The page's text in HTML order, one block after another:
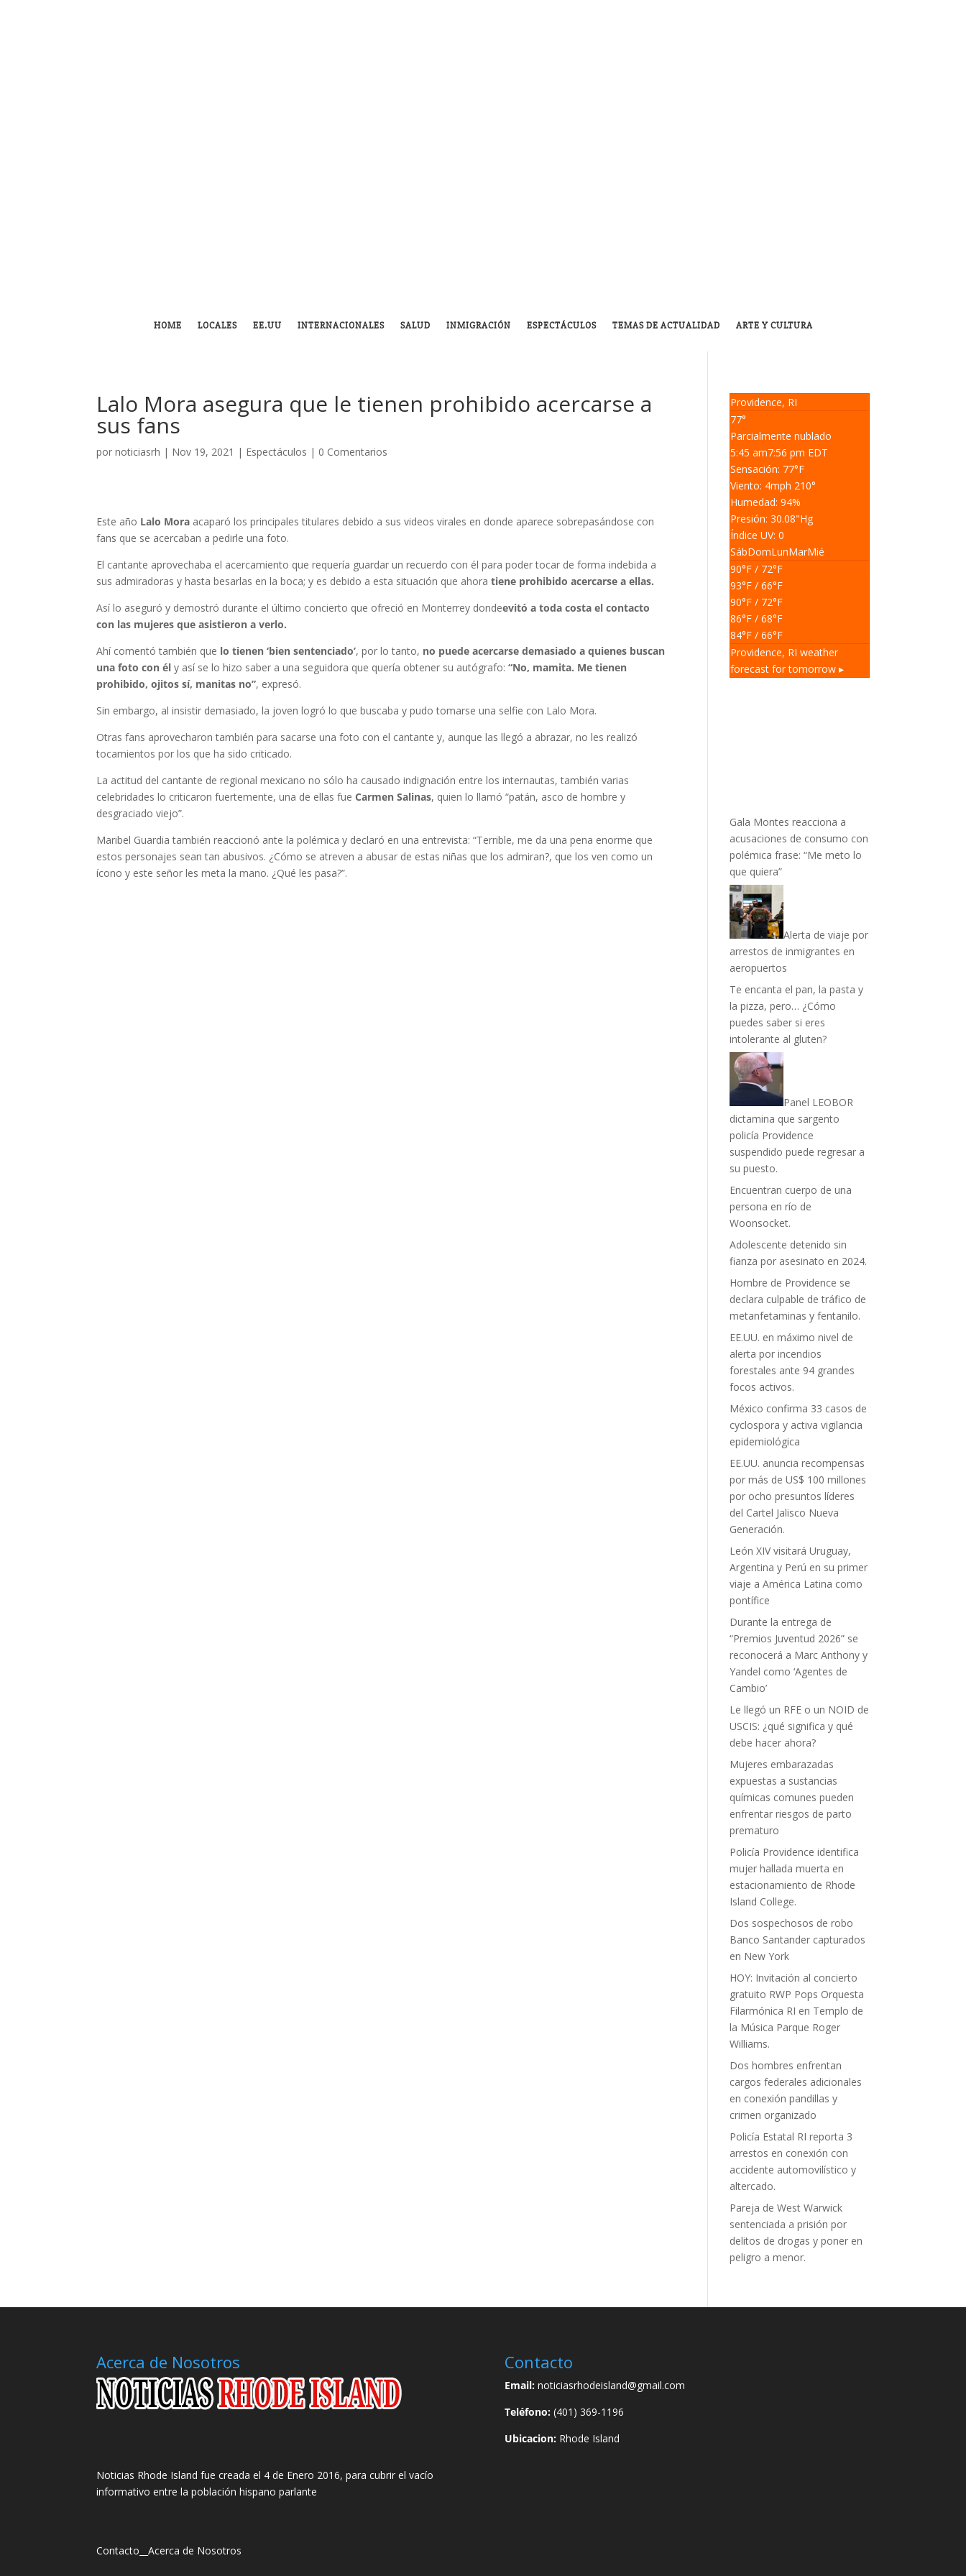
HOME LOCALES EE.UU INTERNACIONALES SALUD INMIGRACIÓN ESPECTÁCULOS TEMAS DE ACTUALIDAD ARTE Y CULTURA
Lalo Mora asegura que le tienen prohibido acercarse a
sus fans
pornoticiasrh | Nov 19, 2021 | Espectáculos | 0 Comentarios
Este año Lalo Mora acaparó los principales titulares debido a sus videos virales en donde aparece sobrepasándose con
fans que se acercaban a pedirle una foto.
El cantante aprovechaba el acercamiento que requería guardar un recuerdo con él para poder tocar de forma indebida a
sus admiradoras y hasta besarlas en la boca; y es debido a esta situación que ahoratiene prohibido acercarse a ellas.
Así lo aseguró y demostró durante el último concierto que ofreció en Monterrey dondeevitó a toda costa el contacto
con las mujeres que asistieron a verlo.
Ahí comentó también que lo tienen ‘bien sentenciado’, por lo tanto, no puede acercarse demasiado a quienes buscan
una foto con él y así se lo hizo saber a una seguidora que quería obtener su autógrafo:“No, mamita. Me tienen
prohibido, ojitos sí, manitas no”, expresó.
Sin embargo, al insistir demasiado, la joven logró lo que buscaba y pudo tomarse una selfie con Lalo Mora.
Otras fans aprovecharon también para sacarse una foto con el cantante y, aunque las llegó a abrazar, no les realizó
tocamientos por los que ha sido criticado.
La actitud del cantante de regional mexicano no sólo ha causado indignación entre los internautas, también varias
celebridades lo criticaron fuertemente, una de ellas fueCarmen Salinas, quien lo llamó “patán, asco de hombre y
desgraciado viejo”.
Maribel Guardia también reaccionó ante la polémica y declaró en una entrevista: “Terrible, me da una pena enorme que
estos personajes sean tan abusivos. ¿Cómo se atreven a abusar de estas niñas que los admiran?, que los ven como un
ícono y este señor les meta la mano. ¿Qué les pasa?”.
Providence, RI
77°
Parcialmente nublado
5:45 am7:56 pm EDT
Sensación: 77°F
Viento: 4mph 210°
Humedad: 94%
Presión: 30.08"Hg
Índice UV: 0
SábDomLunMarMié
90°F / 72°F
93°F / 66°F
90°F / 72°F
86°F / 68°F
84°F / 66°F
Providence, RI weather
forecast for tomorrow ▸
Gala Montes reacciona a
acusaciones de consumo con
polémica frase: “Me meto lo
que quiera”
Alerta de viaje por
arrestos de inmigrantes en
aeropuertos
Te encanta el pan, la pasta y
la pizza, pero… ¿Cómo
puedes saber si eres
intolerante al gluten?
Panel LEOBOR
dictamina que sargento
policía Providence
suspendido puede regresar a
su puesto.
Encuentran cuerpo de una
persona en río de
Woonsocket.
Adolescente detenido sin
fianza por asesinato en 2024.
Hombre de Providence se
declara culpable de tráfico de
metanfetaminas y fentanilo.
EE.UU. en máximo nivel de
alerta por incendios
forestales ante 94 grandes
focos activos.
México confirma 33 casos de
cyclospora y activa vigilancia
epidemiológica
EE.UU. anuncia recompensas
por más de US$ 100 millones
por ocho presuntos líderes
del Cartel Jalisco Nueva
Generación.
León XIV visitará Uruguay,
Argentina y Perú en su primer
viaje a América Latina como
pontífice
Durante la entrega de
“Premios Juventud 2026” se
reconocerá a Marc Anthony y
Yandel como ‘Agentes de
Cambio’
Le llegó un RFE o un NOID de
USCIS: ¿qué significa y qué
debe hacer ahora?
Mujeres embarazadas
expuestas a sustancias
químicas comunes pueden
enfrentar riesgos de parto
prematuro
Policía Providence identifica
mujer hallada muerta en
estacionamiento de Rhode
Island College.
Dos sospechosos de robo
Banco Santander capturados
en New York
HOY: Invitación al concierto
gratuito RWP Pops Orquesta
Filarmónica RI en Templo de
la Música Parque Roger
Williams.
Dos hombres enfrentan
cargos federales adicionales
en conexión pandillas y
crimen organizado
Policía Estatal RI reporta 3
arrestos en conexión con
accidente automovilístico y
altercado.
Pareja de West Warwick
sentenciada a prisión por
delitos de drogas y poner en
peligro a menor.
Acerca de Nosotros
Noticias Rhode Island fue creada el 4 de Enero 2016, para cubrir el vacío
informativo entre la población hispano parlante
Contacto __Acerca de Nosotros
Contacto
Email:noticiasrhodeisland@gmail.com
Teléfono:(401) 369-1196
Ubicacion:Rhode Island